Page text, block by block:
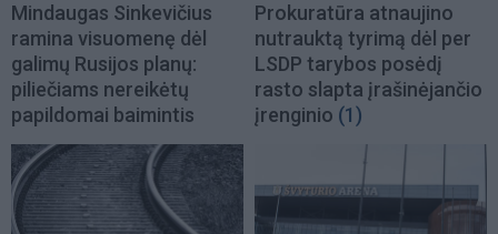
Mindaugas Sinkevičius
ramina visuomenę dėl
galimų Rusijos planų:
piliečiams nereikėtų
papildomai baimintis
Prokuratūra atnaujino
nutrauktą tyrimą dėl per
LSDP tarybos posėdį
rasto slapta įrašinėjančio
įrenginio (1)